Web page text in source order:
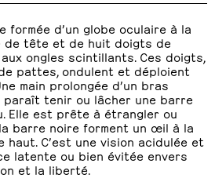
formée d’un globe oculaire à la
de tête et de huit doigts de
ongles scintillants. Ces doigts,
pattes, ondulent et déploient
main prolongée d’un bras
tenir ou lâcher une barre
Elle est prête à étrangler ou
barre noire forment un œil à la
C’est une vision acidulée et
latente ou bien évitée envers
et la liberté.